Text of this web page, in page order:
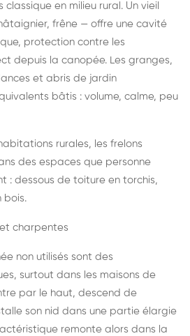
en milieu rural. Un vieil
frêne — offre une cavité
protection contre les
depuis la canopée. Les granges,
et abris de jardin
bâtis : volume, calme, peu
rurales, les frelons
des espaces que personne
: dessous de toiture en torchis,
bois.
charpentes
non utilisés sont des
surtout dans les maisons de
par le haut, descend de
son nid dans une partie élargie
remonte alors dans la